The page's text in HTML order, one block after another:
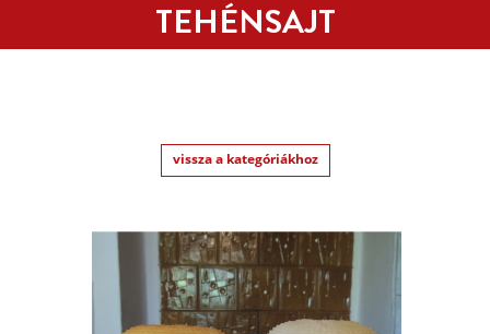
TEHÉNSAJT
vissza a kategóriákhoz